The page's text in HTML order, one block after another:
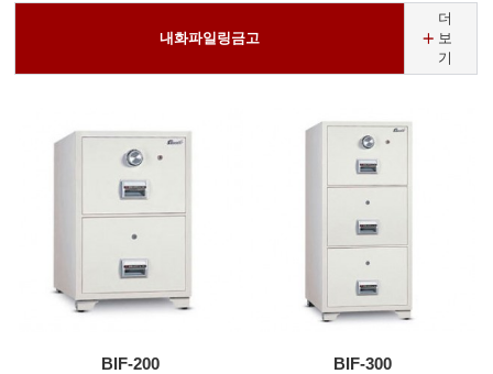
내화파일링금고
더
보
기
BIF-200 BIF-300